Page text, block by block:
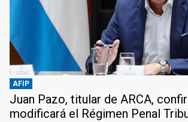
AFIP
Juan Pazo, titular de ARCA,
modificará el Régimen Penal